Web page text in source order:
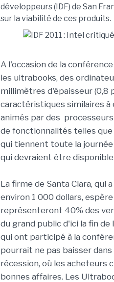
développeurs (IDF) de San
sur la viabilité de ces produits.
A l'occasion de la
les ultrabooks, des
millimètres d'épaisseur (0,8
caractéristiques similaires
animés par des
de fonctionnalités telles
qui tiennent toute la
qui devraient être
La firme de Santa Clara, qui
environ 1 000 dollars,
représenteront 40% des
du grand public d'ici la fin de
qui ont participé à la
pourrait ne pas baisser
récession, où les acheteurs
bonnes affaires. Les